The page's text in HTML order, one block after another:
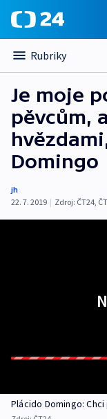
Rubriky
Je moje
pěvcům,
Domingo
jh
22. 7. 2019 | Zdroj: ČT24,
Plácido Domingo: